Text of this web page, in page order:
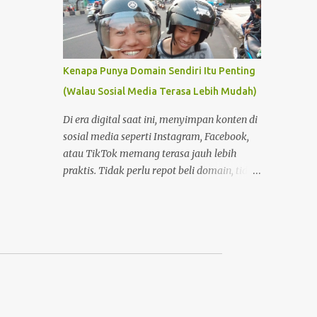
Kenapa Punya Domain Sendiri Itu Penting
(Walau Sosial Media Terasa Lebih Mudah)
Di era digital saat ini, menyimpan konten di
sosial media seperti Instagram, Facebook,
atau TikTok memang terasa jauh lebih
praktis. Tidak perlu repot beli domain, tidak
kemudahan itu, ada satu hal penting yang